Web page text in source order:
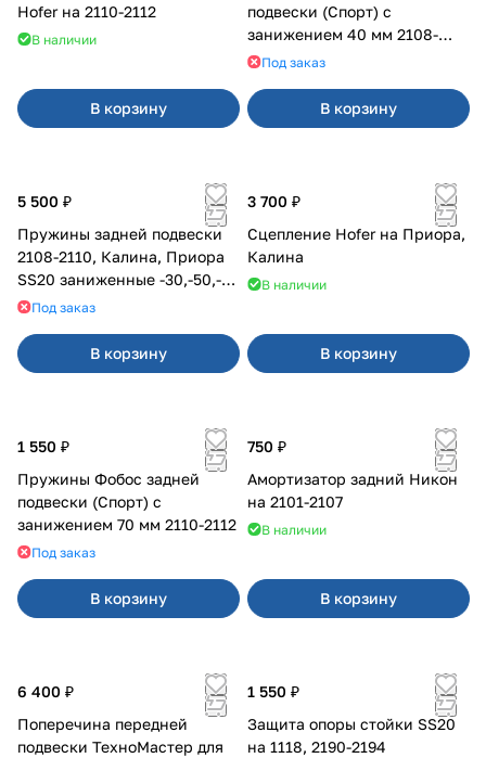
Hofer на 2110-2112
В наличии
В корзину
подвески (Спорт) с
занижением 40 мм 2108-
21099, 2113-2115
Под заказ
В корзину
5 500 ₽
Пружины задней подвески
2108-2110, Калина, Приора
SS20 заниженные -30,-50,-70
мм, с переменным шагом
Под заказ
В корзину
3 700 ₽
Сцепление Hofer на Приора,
Калина
В наличии
В корзину
1 550 ₽
Пружины Фобос задней
подвески (Спорт) с
занижением 70 мм 2110-2112
Под заказ
В корзину
750 ₽
Амортизатор задний Никон
на 2101-2107
В наличии
В корзину
6 400 ₽
Поперечина передней
подвески ТехноМастер для
1 550 ₽
Защита опоры стойки SS20
на 1118, 2190-2194